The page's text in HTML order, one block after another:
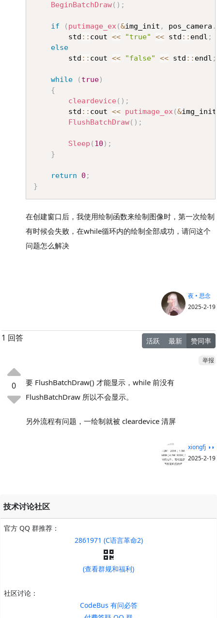
BeginBatchDraw( ) ;
if ( putimage_ex (&img_init , pos_camera .
		std
:: cout << "true" << std :: endl ;
else
		std
:: cout << "false" << std :: endl ;
while ( true)
{
cleardevice( ) ;
		std
:: cout << putimage_ex (&img_init
FlushBatchDraw( ) ;
Sleep ( 10 ) ;
}
return 0 ;
}
在创建窗口后，我使用绘制函数来绘制图像时，第一次绘制
有时候会失败，在while循环内的绘制全部成功，请问这个
问题怎么解决
夜 • 思念
2025-2-19
1 回答 活跃 最新 赞同率
举报
0
要 FlushBatchDraw() 才能显示，while 前没有
FlushBatchDraw 所以不会显示。
另外流程有问题，一绘制就被 cleardevice 清屏
xiongfj ◑◑
2025-2-19
技术讨论社区
官方 QQ 群推荐：
2861971 (C语言革命2)
(查看群规和福利)
社区讨论：
CodeBus 有问必答